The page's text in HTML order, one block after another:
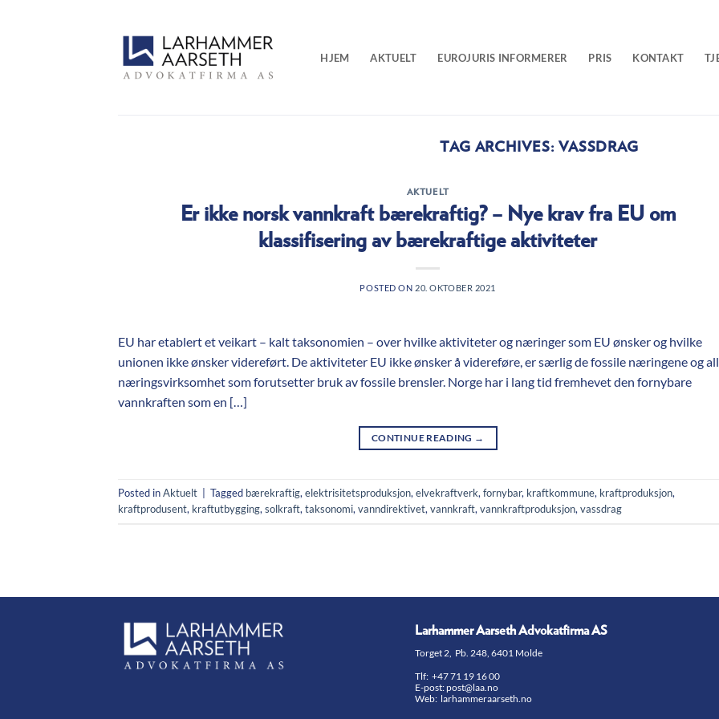
HJEM AKTUELT EUROJURIS INFORMERER PRIS KONTAKT
TAG ARCHIVES: VASSDRAG
AKTUELT
Er ikke norsk vannkraft bærekraftig? – Nye krav fra EU om
klassifisering av bærekraftige aktiviteter
POSTED ON 20. OKTOBER 2021
EU har etablert et veikart – kalt taksonomien – over hvilke aktiviteter og næringer som EU ønsker og hvilke
unionen ikke ønsker videreført. De aktiviteter EU ikke ønsker å videreføre, er særlig de fossile næringene og all
næringsvirksomhet som forutsetter bruk av fossile brensler. Norge har i lang tid fremhevet den fornybare
vannkraften som en […]
CONTINUE READING →
Posted inAktuelt Tagged bærekraftig, elektrisitetsproduksjon, elvekraftverk, fornybar, kraftkommune, kraftproduksjon,
kraftprodusent, kraftutbygging, solkraft, taksonomi, vanndirektivet, vannkraft, vannkraftproduksjon, vassdrag
Larhammer Aarseth Advokatfirma AS
Torget 2, Pb. 248, 6401 Molde
Tlf: +47 71 19 16 00
E-post:post@laa.no
Web: larhammeraarseth.no